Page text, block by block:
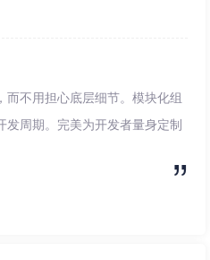
不用担心底层细节。模块化组
周期。完美为开发者量身定制